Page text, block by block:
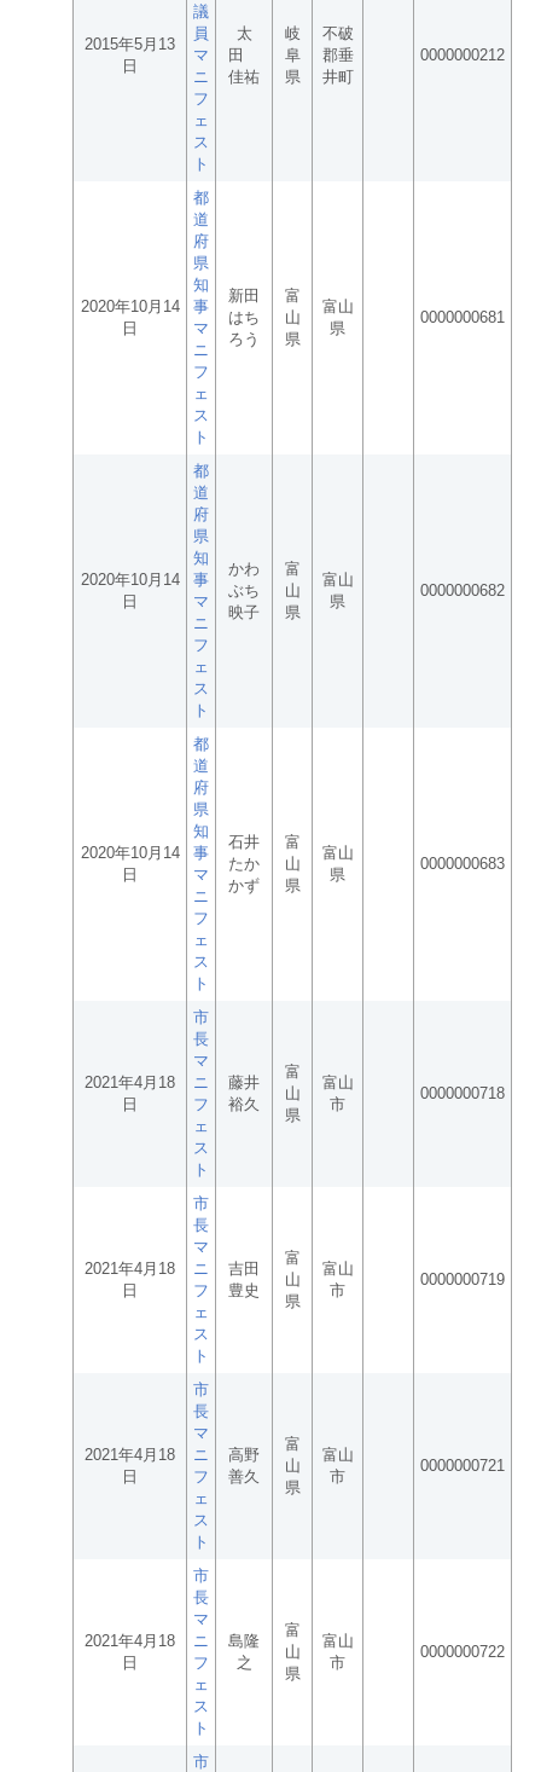
2015年5月13
日
議
員
マ
ニ
フ
ェ
ス
ト
太
田
佳祐
岐
阜
県
不破
郡垂
井町
0000000212
2020年10月14
日
都
道
府
県
知
事
マ
ニ
フ
ェ
ス
ト
新田
はち
ろう
富
山
県
富山
県
0000000681
2020年10月14
日
都
道
府
県
知
事
マ
ニ
フ
ェ
ス
ト
かわ
ぶち
映子
富
山
県
富山
県
0000000682
2020年10月14
日
都
道
府
県
知
事
マ
ニ
フ
ェ
ス
ト
石井
たか
かず
富
山
県
富山
県
0000000683
2021年4月18
日
市
長
マ
ニ
フ
ェ
ス
ト
藤井
裕久
富
山
県
富山
市
0000000718
2021年4月18
日
市
長
マ
ニ
フ
ェ
ス
ト
吉田
豊史
富
山
県
富山
市
0000000719
2021年4月18
日
市
長
マ
ニ
フ
ェ
ス
ト
高野
善久
富
山
県
富山
市
0000000721
2021年4月18
日
市
長
マ
ニ
フ
ェ
ス
ト
島隆
之
富
山
県
富山
市
0000000722
市